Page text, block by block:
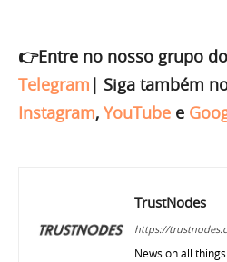
👉Entre no nosso grupo do
Telegram | Siga também
Instagram, YouTube e
TrustNodes
https://
News on all